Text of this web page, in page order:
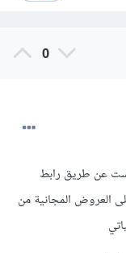
0
عن طريق رابط
العروض المجانية من